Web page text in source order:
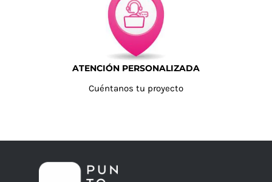
ATENCIÓN PERSONALIZADA
Cuéntanos tu proyecto